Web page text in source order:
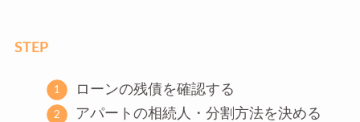
STEP
ローンの残債を確認する
アパートの相続人・分割方法を決める